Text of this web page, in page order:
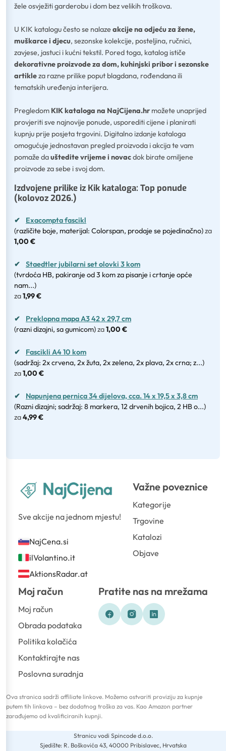
žele osvježiti garderobu i dom bez velikih troškova.
U KIK katalogu često se nalazeakcije na odjeću za žene,
muškarce i djecu, sezonske kolekcije, posteljina, ručnici,
zavjese, jastuci i kućni tekstil. Pored toga, katalog ističe
dekorativne proizvode za dom, kuhinjski pribor i sezonske
artikleza razne prilike poput blagdana, rođendana ili
tematskih uređenja interijera.
Pregledom KIK kataloga na NajCijena.hr možete unaprijed
provjeriti sve najnovije ponude, usporediti cijene i planirati
kupnju prije posjeta trgovini. Digitalno izdanje kataloga
omogućuje jednostavan pregled proizvoda i akcija te vam
pomaže dauštedite vrijeme i novacdok birate omiljene
proizvode za sebe i svoj dom.
Izdvojene prilike iz Kik kataloga: Top ponude
(kolovoz 2026.)
✔
Exacompta fascikl
(različite boje, materijal: Colorspan, prodaje se pojedinačno)za
1,00 €
✔
Staedtler jubilarni set olovki 3 kom
(tvrdoća HB, pakiranje od 3 kom za pisanje i crtanje opće
nam...)
za1,99 €
✔
Preklopna mapa A3 42 x 29,7 cm
(razni dizajni, sa gumicom)za1,00 €
✔
Fascikli A4 10 kom
(sadržaj: 2x crvena, 2x žuta, 2x zelena, 2x plava, 2x crna; z...)
za1,00 €
✔
Napunjena pernica 34 dijelova, cca. 14 x 19,5 x 3,8 cm
(Razni dizajni; sadržaj: 8 markera, 12 drvenih bojica, 2 HB o...)
za4,99 €
Sve akcije na jednom mjestu!
NajCena.si
ilVolantino.it
AktionsRadar.at
Važne poveznice
Kategorije
Trgovine
Katalozi
Objave
Moj račun
Moj račun
Obrada podataka
Politika kolačića
Kontaktirajte nas
Poslovna suradnja
Pratite nas na mrežama
Ova stranica sadrži affiliate linkove. Možemo ostvariti proviziju za kupnje
putem tih linkova – bez dodatnog troška za vas. Kao Amazon partner
zarađujemo od kvalificiranih kupnji.
Stranicu vodi Spincode d.o.o.
Sjedište: R. Boškovića 43, 40000 Pribislavec, Hrvatska